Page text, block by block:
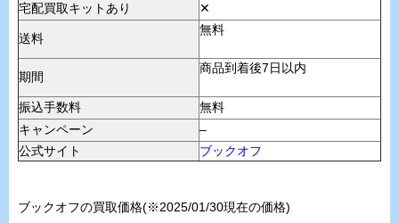
宅配買取キットあり
✕
送料
無料
期間
商品到着後7日以内
振込手数料
無料
キャンペーン
–
公式サイト
ブックオフ
ブックオフの買取価格(※2025/01/30現在の価格)